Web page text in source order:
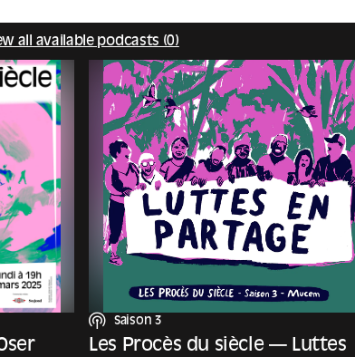
all available podcasts (0)
Saison 3
Les Procès du siècle — Luttes